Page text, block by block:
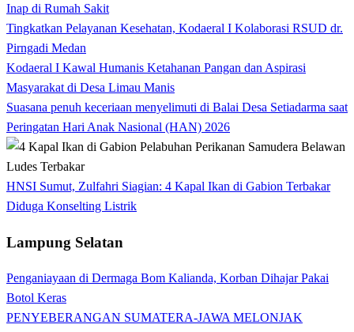
Inap di Rumah Sakit
Tingkatkan Pelayanan Kesehatan, Kodaeral I Kolaborasi RSUD dr.
Pirngadi Medan‎
Kodaeral I Kawal Humanis Ketahanan Pangan dan Aspirasi
Masyarakat di Desa Limau Manis
Suasana penuh keceriaan menyelimuti di Balai Desa Setiadarma saat
Peringatan Hari Anak Nasional (HAN) 2026
HNSI Sumut, Zulfahri Siagian: 4 Kapal Ikan di Gabion Terbakar
Diduga Konselting Listrik
Lampung Selatan
Penganiayaan di Dermaga Bom Kalianda, Korban Dihajar Pakai
Botol Keras
PENYEBERANGAN SUMATERA-JAWA MELONJAK